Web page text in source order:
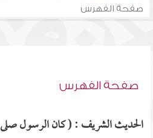
صفحة الفهرس
صفحة الفهرس
الحديث الشريف : ( كان الرسول صلى